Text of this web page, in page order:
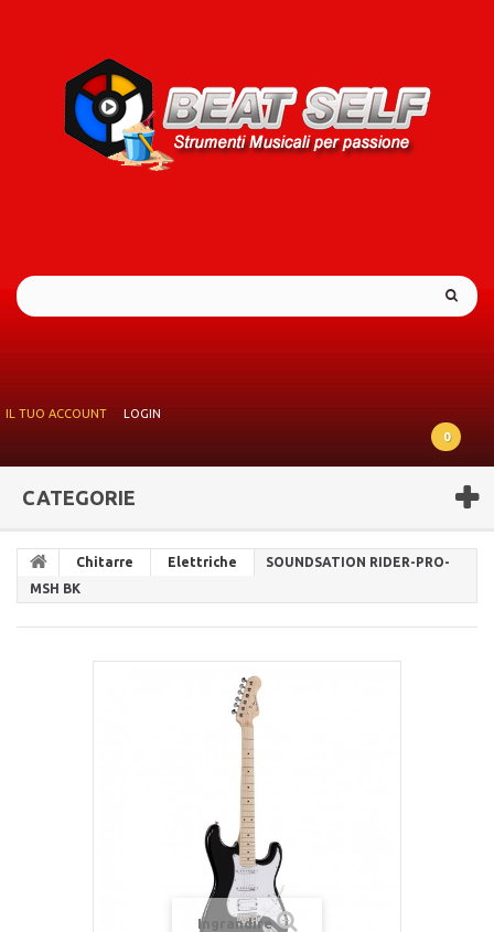
IL TUO ACCOUNT
LOGIN
0
CATEGORIE
Chitarre Elettriche
SOUNDSATION RIDER-PRO-
MSH BK
Ingrandire